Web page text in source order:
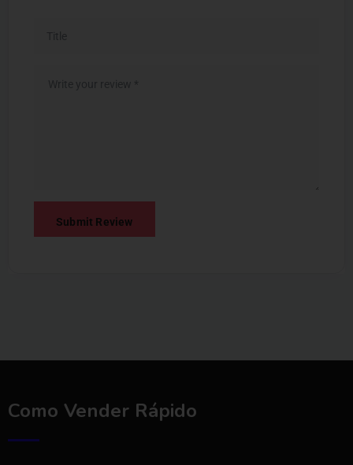
Como Vender Rápido